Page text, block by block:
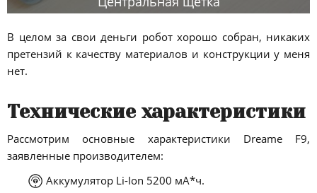
В целом за свои деньги робот хорошо собран, никаких
претензий к качеству материалов и конструкции у меня
нет.
Технические характеристики
Рассмотрим основные характеристики Dreame F9,
заявленные производителем:
Аккумулятор Li-Ion 5200 мА*ч.